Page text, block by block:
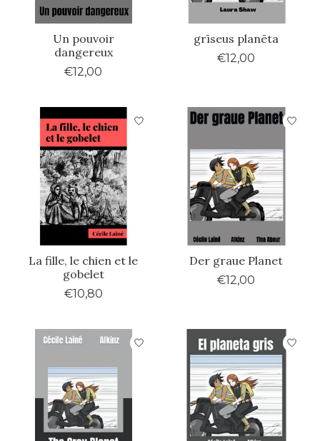
Un pouvoir
dangereux
€12,00
grīseus planēta
€12,00
La fille, le chien et le
gobelet
€10,80
Der graue Planet
€12,00